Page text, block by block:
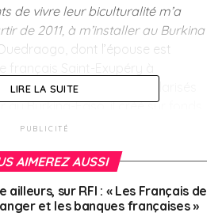
de vivre leur biculturalité m’a
de 2011, à m’installer au Burkina
dont l’épouse est
deux enfants sont scolarisés
au Burkina-Faso, il créé sur fonds
Technology», une start-up
LIRE LA SUITE
PUBLICITÉ
AIMEREZ AUSSI
ailleurs, sur RFI : « Les Français de
et les banques françaises »